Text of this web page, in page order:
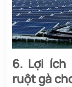
6. Lợi ích
ruột gà